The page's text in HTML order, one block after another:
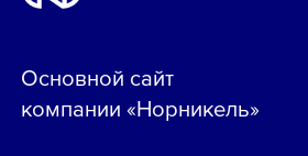
Основной сайт
компании «Норникель»